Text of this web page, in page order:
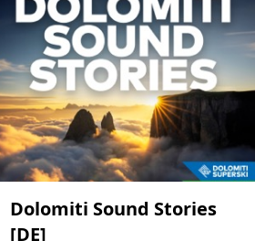
Dolomiti Sound Stories
[DE]